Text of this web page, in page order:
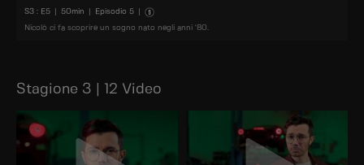
S3 : E5 50min Episodio 5
Nicolò ci fa scoprire un sogno nato negli anni ‘80.
Stagione 3 | 12 Video